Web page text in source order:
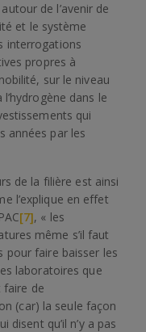
de l’avenir de
et le système
interrogations
propres à
sur le niveau
dans le
qui
années par les
de la filière est ainsi
l’explique en effet
[7], « les
même s’il faut
pour faire baisser les
laboratoires que
faire de
(car) la seule façon
disent qu’il n’y a pas